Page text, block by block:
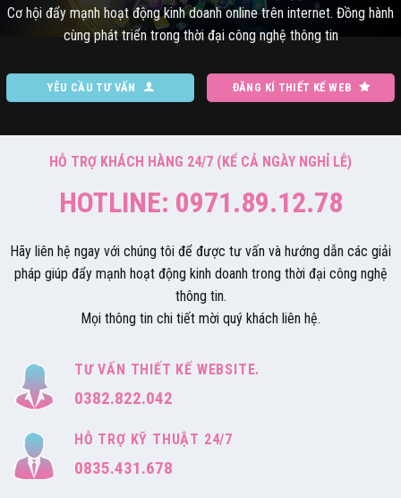
Cơ hội đẩy mạnh hoạt động kinh doanh online trên internet. Đồng hành
cùng phát triển trong thời đại công nghệ thông tin
YÊU CẦU TƯ VẤN ĐĂNG KÍ THIẾT KẾ WEB
HỖ TRỢ KHÁCH HÀNG 24/7 (KỂ CẢ NGÀY NGHỈ LỄ)
HOTLINE: 0971.89.12.78
Hãy liên hệ ngay với chúng tôi để được tư vấn và hướng dẫn các giải
pháp giúp đẩy mạnh hoạt động kinh doanh trong thời đại công nghệ
thông tin.
Mọi thông tin chi tiết mời quý khách liên hệ.
TƯ VẤN THIẾT KẾ WEBSITE.
0382.822.042
HỖ TRỢ KỸ THUẬT 24/7
0835.431.678